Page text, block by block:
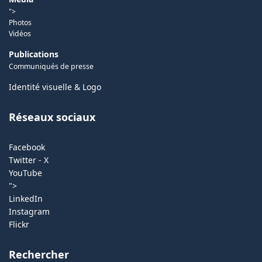
">
Photos
Vidéos
Publications
Communiqués de presse
Identité visuelle & Logo
Réseaux sociaux
Facebook
Twitter - X
YouTube
">
LinkedIn
Instagram
Flickr
Rechercher